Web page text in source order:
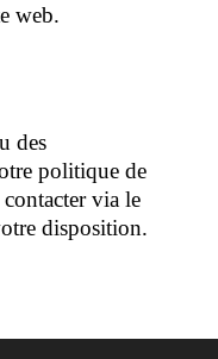
web.
des
politique de
via le
disposition.